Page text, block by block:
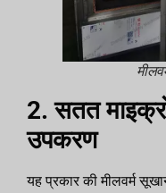
2. सतत
उपकरण
यह प्रकार की मीलवर्म